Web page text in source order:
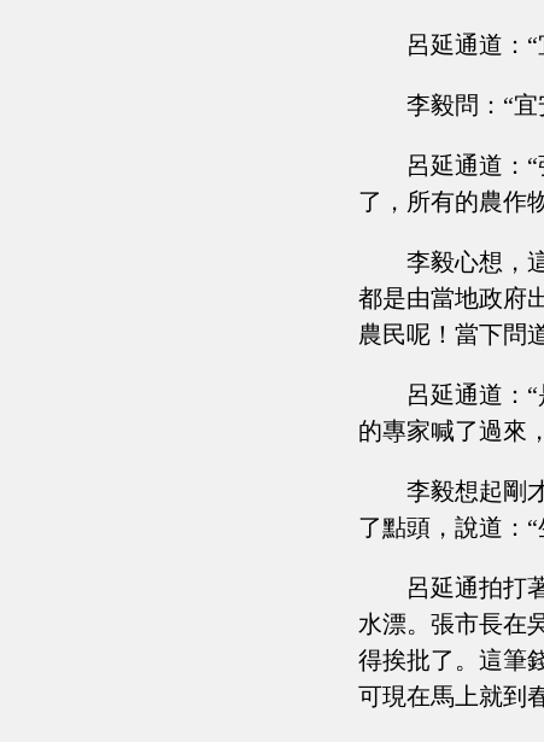
呂延通道：
李毅問：“
呂延通道：
了，所有的農作
李毅心想，
都是由當地政府
農民呢！當下問
呂延通道：
的專家喊了過來
李毅想起剛
了點頭，說道：
呂延通拍打
水漂。張市長在
得挨批了。這筆
可現在馬上就到